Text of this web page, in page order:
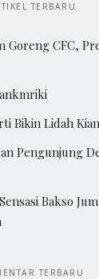
TERBARU
Goreng CFC,
Bikin Lidah
Pengunjung
Bakso
TERBARU